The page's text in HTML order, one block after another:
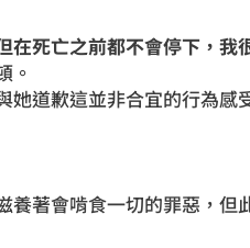
死亡之前都不會停下，我
。
道歉這並非合宜的行為感
著會啃食一切的罪惡，但